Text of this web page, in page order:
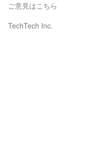
ご意見はこちら
TechTech Inc.